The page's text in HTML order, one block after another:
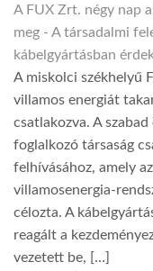
A FUX Zrt. négy nap
meg - A társadalmi
kábelgyártásban
A miskolci székhelyű
villamos energiát
csatlakozva. A
foglalkozó társaság
felhívásához, amely
villamosenergia-
célozta. A
reagált a
vezetett be, […]